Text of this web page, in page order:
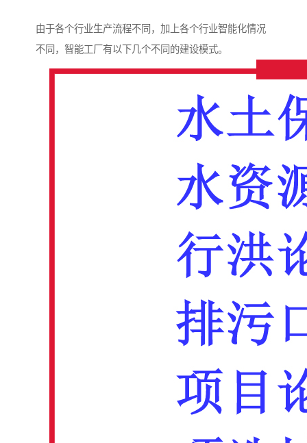
由于各个行业生产流程不同，加上各个行业智能化情况
不同，智能工厂有以下几个不同的建设模式。